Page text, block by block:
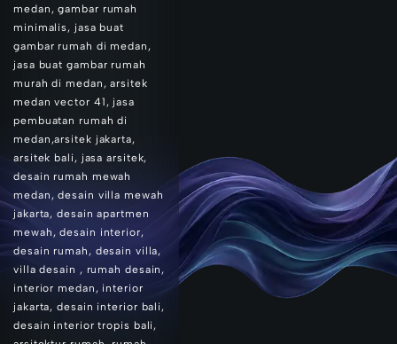
medan, gambar rumah
minimalis, jasa buat
gambar rumah di medan,
jasa buat gambar rumah
murah di medan, arsitek
medan vector 41, jasa
pembuatan rumah di
medan,arsitek jakarta,
arsitek bali, jasa arsitek,
desain rumah mewah
medan, desain villa mewah
jakarta, desain apartmen
mewah, desain interior,
desain rumah, desain villa,
villa desain , rumah desain,
interior medan, interior
jakarta, desain interior bali,
desain interior tropis bali,